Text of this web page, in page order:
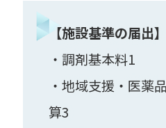
【施設基準の届出】
・調剤基本料1
・地域支援・医薬
算3